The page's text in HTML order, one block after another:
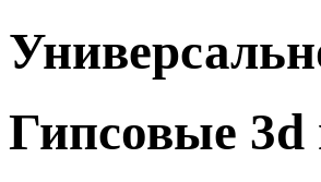
Гипсовые 3d